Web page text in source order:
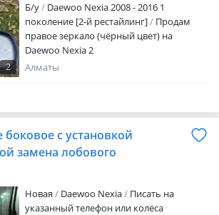
2
Б/y
Daewoo Nexia 2008 - 2016 1
поколение [2-й рестайлинг]
Продам
правое зеркало (чёрный цвет) на
Daewoo Nexia 2
Алматы
боковое с установкой
замена лобового
Новая Daewoo Nexia
Писать на
указанный телефон или колёса